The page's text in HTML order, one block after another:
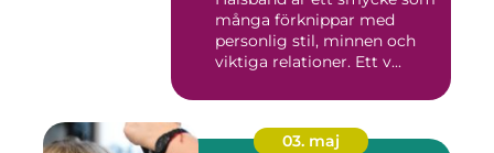
många förknippar med
personlig stil, minnen och
viktiga relationer. Ett v...
03. maj